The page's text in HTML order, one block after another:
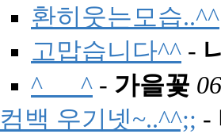
환히웃는모습..^^
고맙습니다^^ -
^___^ - 가을꽃
컴백 우기넷~..^^;; -